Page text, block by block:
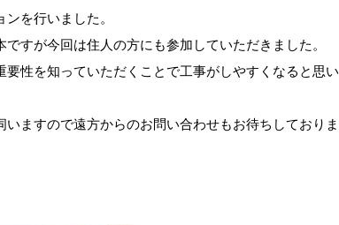
を行いました。
すが今回は住人の方にも参加していただきました。
性を知っていただくことで工事がしやすくなると思い
ますので遠方からのお問い合わせもお待ちしておりま